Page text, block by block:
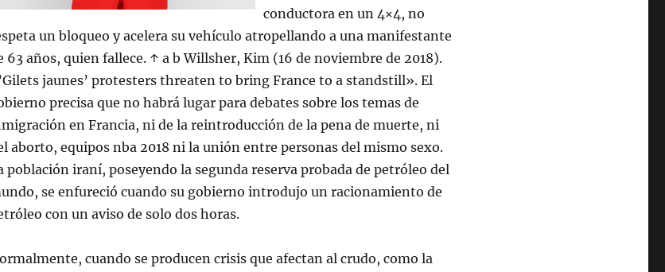
conductora en un 4×4, no
un bloqueo y acelera su vehículo atropellando a una manifestante
63 años, quien fallece. ↑ a b Willsher, Kim (16 de noviembre de 2018).
jaunes’ protesters threaten to bring France to a standstill». El
precisa que no habrá lugar para debates sobre los temas de
en Francia, ni de la reintroducción de la pena de muerte, ni
aborto, equipos nba 2018 ni la unión entre personas del mismo sexo.
población iraní, poseyendo la segunda reserva probada de petróleo del
se enfureció cuando su gobierno introdujo un racionamiento de
con un aviso de solo dos horas.
cuando se producen crisis que afectan al crudo, como la